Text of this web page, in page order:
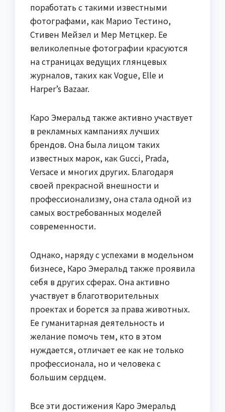
поработать с такими известными
фотографами, как Марио Тестино,
Стивен Мейзел и Мер Метцкер. Ее
великолепные фотографии красуются
на страницах ведущих глянцевых
журналов, таких как Vogue, Elle и
Harper’s Bazaar.
Каро Эмеральд также активно участвует
в рекламных кампаниях лучших
брендов. Она была лицом таких
известных марок, как Gucci, Prada,
Versace и многих других. Благодаря
своей прекрасной внешности и
профессионализму, она стала одной из
самых востребованных моделей
современности.
Однако, наряду с успехами в модельном
бизнесе, Каро Эмеральд также проявила
себя в других сферах. Она активно
участвует в благотворительных
проектах и борется за права животных.
Ее гуманитарная деятельность и
желание помочь тем, кто в этом
нуждается, отличает ее как не только
профессионала, но и человека с
большим сердцем.
Все эти достижения Каро Эмеральд